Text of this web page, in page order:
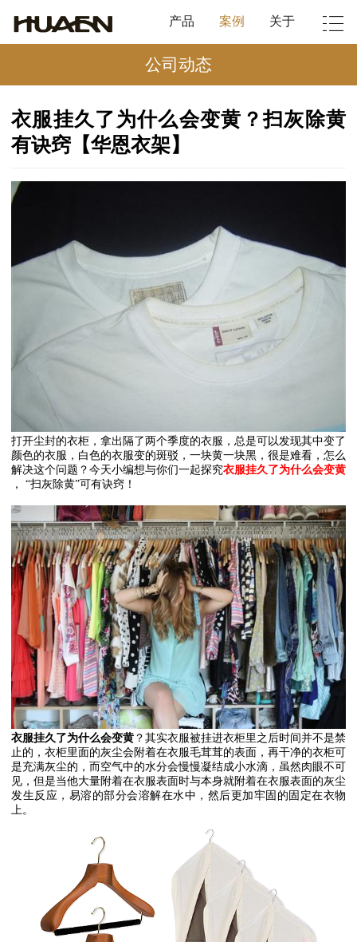
产品 案例 关于
公司动态
衣服挂久了为什么会变黄？扫灰除黄
有诀窍【华恩衣架】
打开尘封的衣柜，拿出隔了两个季度的衣服，总是可以发现其中变了
颜色的衣服，白色的衣服变的斑驳，一块黄一块黑，很是难看，怎么
解决这个问题？今天小编想与你们一起探究衣服挂久了为什么会变黄
，
“扫灰除黄”可有诀窍！
衣服挂久了为什么会变黄 ？其实衣服被挂进衣柜里之后时间并不是禁
止的，衣柜里面的灰尘会附着在衣服毛茸茸的表面，再干净的衣柜可
是充满灰尘的，而空气中的水分会慢慢凝结成小水滴，虽然肉眼不可
见，但是当他大量附着在衣服表面时与本身就附着在衣服表面的灰尘
发生反应，易溶的部分会溶解在水中，然后更加牢固的固定在衣物
上。